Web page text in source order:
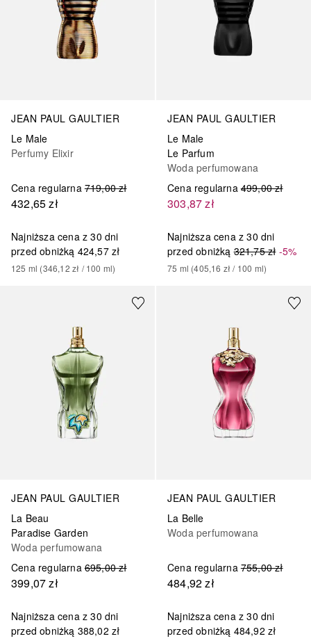
JEAN PAUL GAULTIER
Le Male
Perfumy Elixir
Cena regularna 719,00 zł
432,65 zł
Najniższa cena z 30 dni
przed obniżką 424,57 zł
125 ml (346,12 zł / 100 ml)
JEAN PAUL GAULTIER
Le Male
Le Parfum
Woda perfumowana
Cena regularna 499,00 zł
303,87 zł
Najniższa cena z 30 dni
przed obniżką 321,75 zł-5%
75 ml (405,16 zł / 100 ml)
JEAN PAUL GAULTIER
La Beau
Paradise Garden
Woda perfumowana
Cena regularna 695,00 zł
399,07 zł
Najniższa cena z 30 dni
przed obniżką 388,02 zł
JEAN PAUL GAULTIER
La Belle
Woda perfumowana
Cena regularna 755,00 zł
484,92 zł
Najniższa cena z 30 dni
przed obniżką 484,92 zł